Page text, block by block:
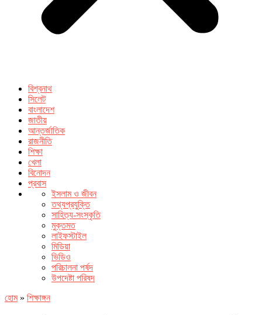
বিশ্বনাথ
সিলেট
বাংলাদেশ
জাতীয়
আন্তর্জাতিক
রাজনীতি
শিক্ষা
খেলা
বিনোদন
প্রবাস
ইসলাম ও জীবন
তথ্যপ্রযুক্তি
সাহিত্য-সংস্কৃতি
মুক্তমত
লাইফস্টাইল
মিডিয়া
ভিডিও
পরিচালনা পর্ষদ
উপদেষ্টা পরিষদ
হোম» শিক্ষাঙ্গন